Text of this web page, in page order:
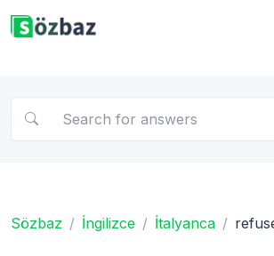
Sözbaz İngilizce İtalyanca